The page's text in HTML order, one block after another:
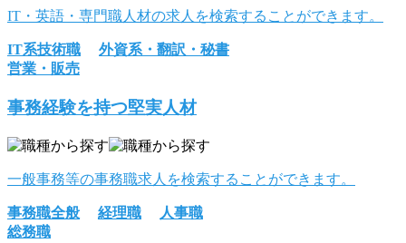
IT・英語・専門職人材の求人を検索することができます。
IT系技術職
外資系・翻訳・秘書
営業・販売
事務経験を持つ堅実人材
一般事務等の事務職求人を検索することができます。
事務職全般 経理職
人事職
総務職